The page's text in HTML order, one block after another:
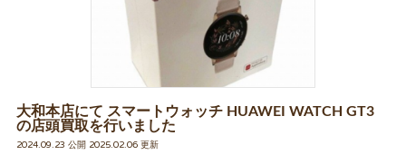
大和本店にて スマートウォッチ HUAWEI WATCH GT3
の店頭買取を行いました
2024.09.23 公開 2025.02.06 更新